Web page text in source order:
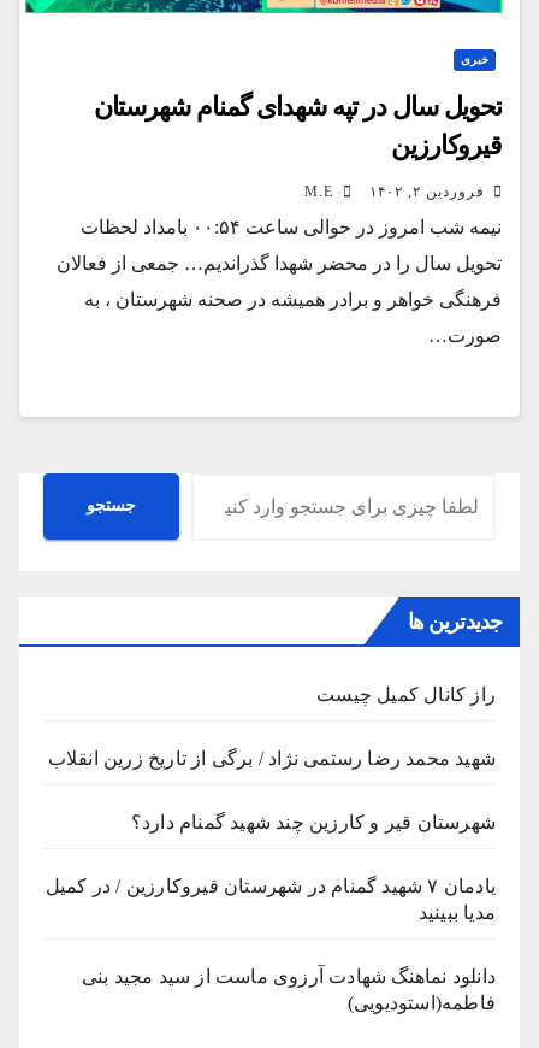
خبری
تحویل سال در تپه شهدای گمنام شهرستان
قیروکارزین
فروردین ۲, ۱۴۰۲
نیمه شب امروز در حوالی ساعت ۰۰:۵۴ بامداد لحظات
تحویل سال را در محضر شهدا گذراندیم… جمعی از فعالان
فرهنگی خواهر و برادر همیشه در صحنه شهرستان ، به
صورت…
جستجو جستجو
جدیدترین ها
راز کانال کمیل چیست
شهید محمد رضا رستمی نژاد / برگی از تاریخ زرین انقلاب
شهرستان قیر و کارزین چند شهید گمنام دارد؟
یادمان ۷ شهید گمنام در شهرستان قیروکارزین / در کمیل
مدیا ببینید
دانلود نماهنگ شهادت آرزوی ماست از سید مجید بنی
فاطمه(استودیویی)